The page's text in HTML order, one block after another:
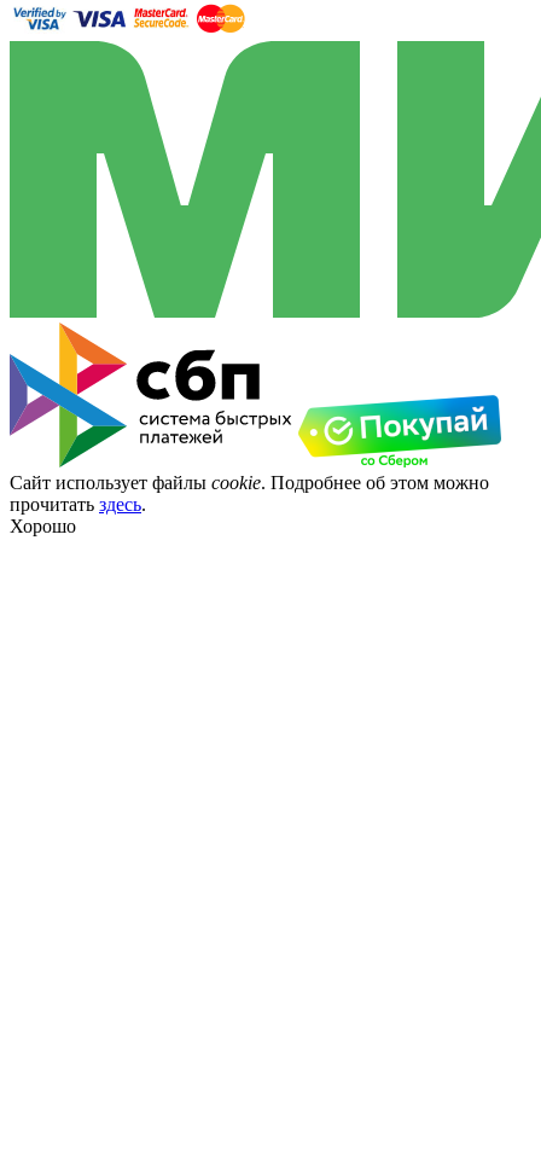
Сайт использует файлы cookie. Подробнее об этом можно
прочитать здесь.
Хорошо